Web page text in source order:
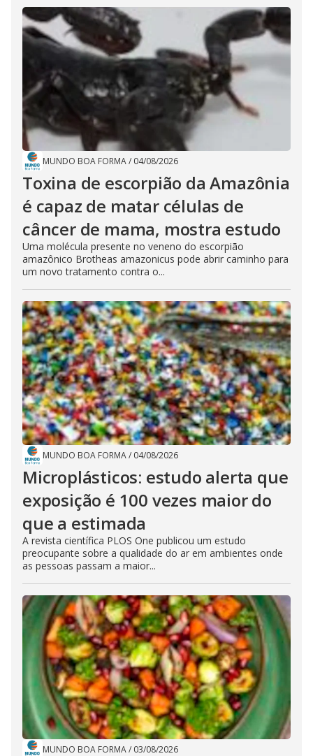
MUNDO BOA FORMA/ 04/08/2026
Toxina de escorpião da Amazônia
é capaz de matar células de
câncer de mama, mostra estudo
Uma molécula presente no veneno do escorpião
amazônico Brotheas amazonicus pode abrir caminho para
um novo tratamento contra o...
MUNDO BOA FORMA/ 04/08/2026
Microplásticos: estudo alerta que
exposição é 100 vezes maior do
que a estimada
A revista científica PLOS One publicou um estudo
preocupante sobre a qualidade do ar em ambientes onde
as pessoas passam a maior...
MUNDO BOA FORMA/ 03/08/2026